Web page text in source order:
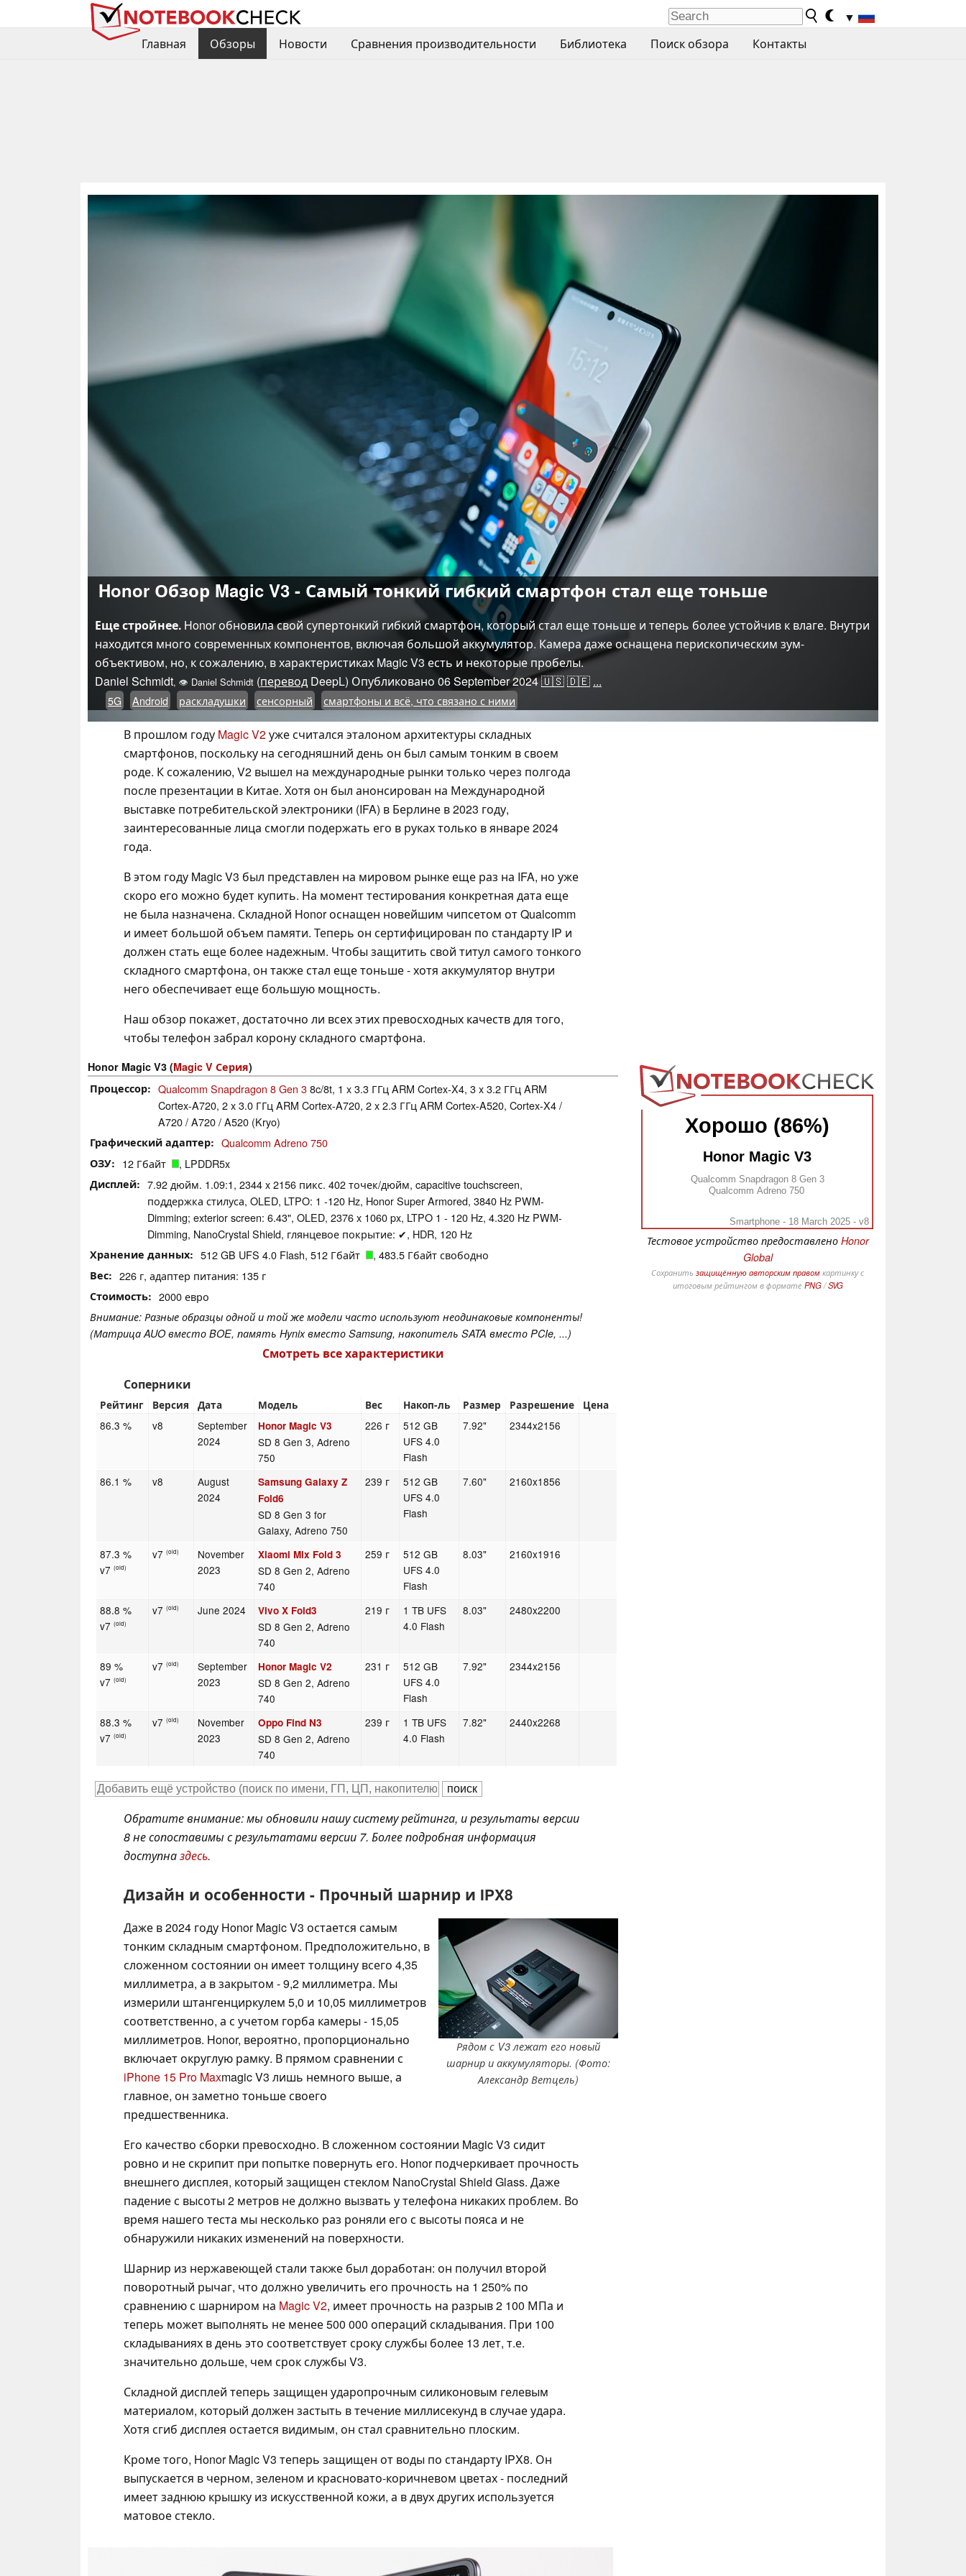
▼
Главная
Обзоры Новости Сравнения производительности Библиотека Поиск обзора Контакты
Honor Обзор Magic V3 - Самый тонкий гибкий смартфон стал еще тоньше
Еще стройнее. Honor обновила свой супертонкий гибкий смартфон, который стал еще тоньше и теперь более устойчив к влаге. Внутри
находится много современных компонентов, включая большой аккумулятор. Камера даже оснащена перископическим зум-
объективом, но, к сожалению, в характеристиках Magic V3 есть и некоторые пробелы.
Daniel Schmidt, 👁 Daniel Schmidt (перевод DeepL) Опубликовано 06 September 2024🇺🇸🇩🇪 ...
5G Android раскладушки сенсорный смартфоны и всё, что связано с ними
В прошлом году Magic V2уже считался эталоном архитектуры складных
смартфонов, поскольку на сегодняшний день он был самым тонким в своем
роде. К сожалению, V2 вышел на международные рынки только через полгода
после презентации в Китае. Хотя он был анонсирован на Международной
выставке потребительской электроники (IFA) в Берлине в 2023 году,
заинтересованные лица смогли подержать его в руках только в январе 2024
года.
В этом году Magic V3 был представлен на мировом рынке еще раз на IFA, но уже
скоро его можно будет купить. На момент тестирования конкретная дата еще
не была назначена. Складной Honor оснащен новейшим чипсетом от Qualcomm
и имеет большой объем памяти. Теперь он сертифицирован по стандарту IP и
должен стать еще более надежным. Чтобы защитить свой титул самого тонкого
складного смартфона, он также стал еще тоньше - хотя аккумулятор внутри
него обеспечивает еще большую мощность.
Наш обзор покажет, достаточно ли всех этих превосходных качеств для того,
чтобы телефон забрал корону складного смартфона.
Хорошо (86%)
Honor Magic V3
Qualcomm Snapdragon 8 Gen 3
Qualcomm Adreno 750
Smartphone - 18 March 2025 - v8
Тестовое устройство предоставлено Honor
Global
Сохранить защищённую авторским правомкартинку с
итоговым рейтингом в формате PNG/SVG
Honor Magic V3 (Magic V Серия)
Процессор
Qualcomm Snapdragon 8 Gen 38c/8t, 1 x 3.3 ГГц ARM Cortex-X4, 3 x 3.2 ГГц ARM
Cortex-A720, 2 x 3.0 ГГц ARM Cortex-A720, 2 x 2.3 ГГц ARM Cortex-A520, Cortex-X4 /
A720 / A720 / A520 (Kryo)
Графический адаптер Qualcomm Adreno 750
ОЗУ 12 Гбайт , LPDDR5x
Дисплей
7.92 дюйм. 1.09:1, 2344 x 2156 пикс. 402 точек/дюйм, capacitive touchscreen,
поддержка стилуса, OLED, LTPO: 1 -120 Hz, Honor Super Armored, 3840 Hz PWM-
Dimming; exterior screen: 6.43", OLED, 2376 x 1060 px, LTPO 1 - 120 Hz, 4.320 Hz PWM-
Dimming, NanoCrystal Shield, глянцевое покрытие: ✔, HDR, 120 Hz
Хранение данных 512 GB UFS 4.0 Flash, 512 Гбайт , 483.5 Гбайт свободно
Вес 226 г, адаптер питания: 135 г
Стоимость 2000 евро
Внимание: Разные образцы одной и той же модели часто используют неодинаковые компоненты!
(Матрица AUO вместо BOE, память Hynix вместо Samsung, накопитель SATA вместо PCIe, ...)
Смотреть все характеристики
Соперники
Рейтинг Версия Дата Модель Вес Накоп-ль Размер Разрешение Цена
86.3 % v8
September
2024
Honor Magic V3
SD 8 Gen 3, Adreno
750
226 г
512 GB
UFS 4.0
Flash
7.92" 2344x2156
86.1 % v8
August
2024
Samsung Galaxy Z
Fold6
SD 8 Gen 3 for
Galaxy, Adreno 750
239 г
512 GB
UFS 4.0
Flash
7.60" 2160x1856
87.3 %
v7(old)
v7(old)
November
2023
Xiaomi Mix Fold 3
SD 8 Gen 2, Adreno
740
259 г
512 GB
UFS 4.0
Flash
8.03" 2160x1916
88.8 %
v7(old)
v7(old) June 2024 Vivo X Fold3
SD 8 Gen 2, Adreno
740
219 г
1 TB UFS
4.0 Flash
8.03" 2480x2200
89 %
v7(old)
v7(old)
September
2023
Honor Magic V2
SD 8 Gen 2, Adreno
740
231 г
512 GB
UFS 4.0
Flash
7.92" 2344x2156
88.3 %
v7(old)
v7(old)
November
2023
Oppo Find N3
SD 8 Gen 2, Adreno
740
239 г
1 TB UFS
4.0 Flash
7.82" 2440x2268
Обратите внимание: мы обновили нашу систему рейтинга, и результаты версии
8 не сопоставимы с результатами версии 7. Более подробная информация
доступназдесь.
Дизайн и особенности - Прочный шарнир и IPX8
Рядом с V3 лежат его новый
шарнир и аккумуляторы. (Фото:
Александр Ветцель)
Даже в 2024 году Honor Magic V3 остается самым
тонким складным смартфоном. Предположительно, в
сложенном состоянии он имеет толщину всего 4,35
миллиметра, а в закрытом - 9,2 миллиметра. Мы
измерили штангенциркулем 5,0 и 10,05 миллиметров
соответственно, а с учетом горба камеры - 15,05
миллиметров. Honor, вероятно, пропорционально
включает округлую рамку. В прямом сравнении с
iPhone 15 Pro Maxmagic V3 лишь немного выше, а
главное, он заметно тоньше своего
предшественника.
Его качество сборки превосходно. В сложенном состоянии Magic V3 сидит
ровно и не скрипит при попытке повернуть его. Honor подчеркивает прочность
внешнего дисплея, который защищен стеклом NanoCrystal Shield Glass. Даже
падение с высоты 2 метров не должно вызвать у телефона никаких проблем. Во
время нашего теста мы несколько раз роняли его с высоты пояса и не
обнаружили никаких изменений на поверхности.
Шарнир из нержавеющей стали также был доработан: он получил второй
поворотный рычаг, что должно увеличить его прочность на 1 250% по
сравнению с шарниром на Magic V2, имеет прочность на разрыв 2 100 МПа и
теперь может выполнять не менее 500 000 операций складывания. При 100
складываниях в день это соответствует сроку службы более 13 лет, т.е.
значительно дольше, чем срок службы V3.
Складной дисплей теперь защищен ударопрочным силиконовым гелевым
материалом, который должен застыть в течение миллисекунд в случае удара.
Хотя сгиб дисплея остается видимым, он стал сравнительно плоским.
Кроме того, Honor Magic V3 теперь защищен от воды по стандарту IPX8. Он
выпускается в черном, зеленом и красновато-коричневом цветах - последний
имеет заднюю крышку из искусственной кожи, а в двух других используется
матовое стекло.